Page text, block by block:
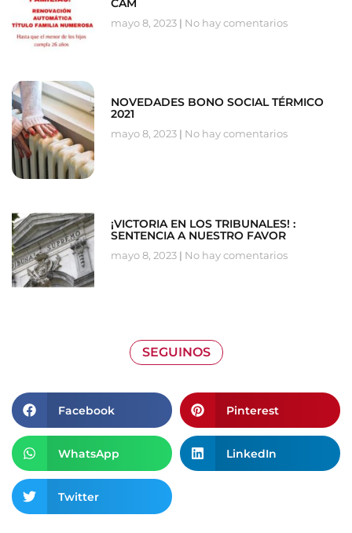
CAM
mayo 8, 2023 No hay comentarios
NOVEDADES BONO SOCIAL TÉRMICO
2021
mayo 8, 2023 No hay comentarios
¡VICTORIA EN LOS TRIBUNALES! :
SENTENCIA A NUESTRO FAVOR
mayo 8, 2023 No hay comentarios
SEGUINOS
Facebook Pinterest
WhatsApp LinkedIn
Twitter